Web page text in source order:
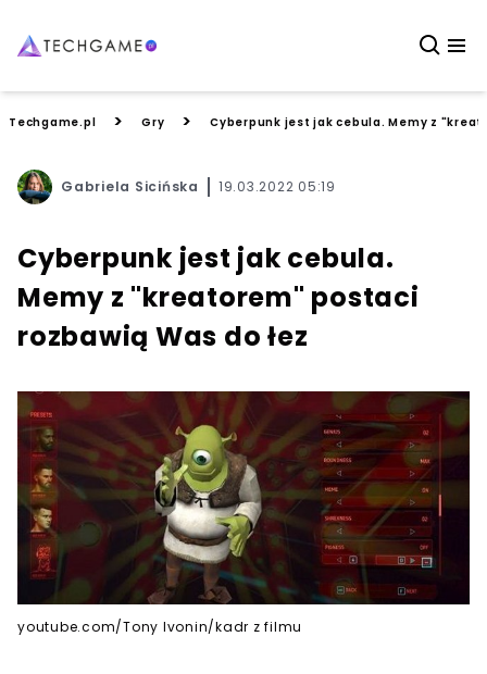
Techgame.pl > Gry > Cyberpunk jest jak cebula. Memy z
Gabriela Sicińska 19.03.2022 05:19
Cyberpunk jest jak cebula.
Memy z "kreatorem" postaci
rozbawią Was do łez
youtube.com/Tony Ivonin/kadr z filmu